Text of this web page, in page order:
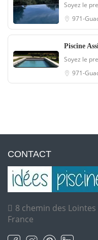
Soyez le
971-
Piscine
Soyez le
971-
CONTACT
8 chemin des
France